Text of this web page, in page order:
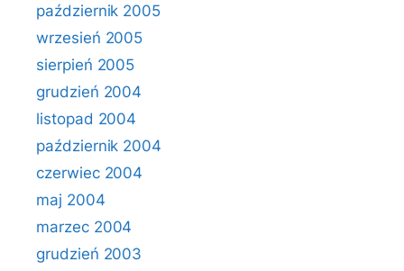
październik 2005
wrzesień 2005
sierpień 2005
grudzień 2004
listopad 2004
październik 2004
czerwiec 2004
maj 2004
marzec 2004
grudzień 2003